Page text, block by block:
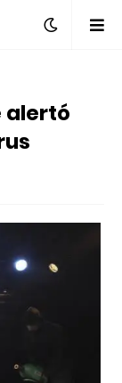
alertó